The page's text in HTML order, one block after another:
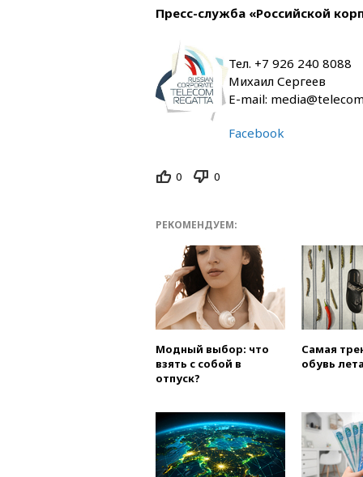
Пресс-служба «Российской
Тел. +7 926 240 8088
Михаил Сергеев
E-mail:
Facebook
0 0
РЕКОМЕНДУЕМ:
Модный выбор: что
взять с собой в
отпуск?
Самая
обувь